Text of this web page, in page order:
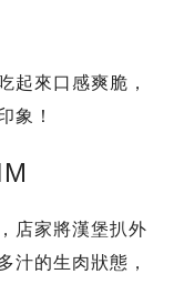
起來口感爽脆，
象！
店家將漢堡扒外
汁的生肉狀態，